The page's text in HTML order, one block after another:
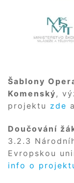
Šablony
Komenský,
projektu zde a
Doučování
3.2.3
Evropskou
info o